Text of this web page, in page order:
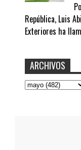
República, Luis
Exteriores ha
ARCHIVOS